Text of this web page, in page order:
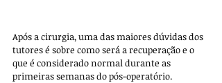
Após a cirurgia, uma das maiores dúvidas dos
tutores é sobre como será a recuperação e o
que é considerado normal durante as
primeiras semanas do pós-operatório.